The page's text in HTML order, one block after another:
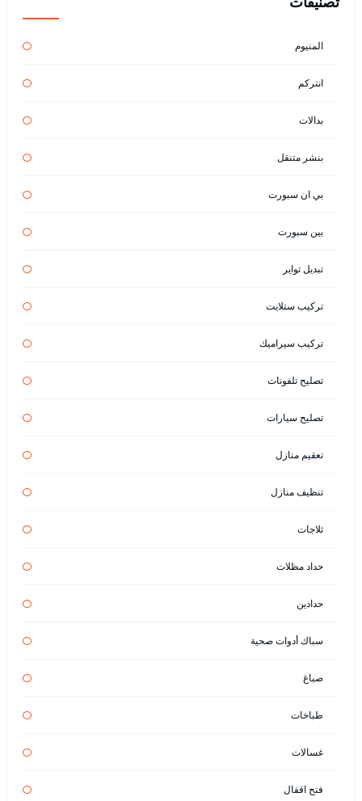
المنيوم
انتركم
بدالات
بنشر متنقل
بي ان سبورت
بين سبورت
تبديل تواير
تركيب ستلايت
تركيب سيراميك
تصليح تلفونات
تصليح سيارات
تعقيم منازل
تنظيف منازل
ثلاجات
حداد مظلات
حدادين
سباك أدوات صحية
صباغ
طباخات
غسالات
فتح اقفال